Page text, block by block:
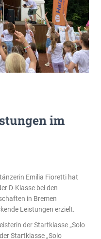
im
Emilia Fioretti hat
D-Klasse bei den
in Bremen
Leistungen erzielt.
der Startklasse „Solo
Startklasse „Solo